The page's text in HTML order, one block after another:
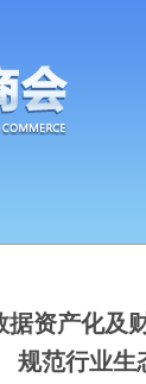
资产化及
规范行业生